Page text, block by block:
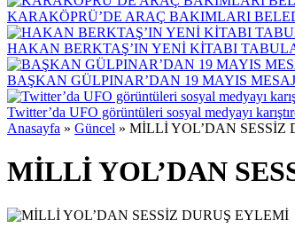
KARAKÖPRÜ’DE ARAÇ BAKIMLARI
HAKAN BERKTAŞ’IN YENİ KİTABI
BAŞKAN GÜLPINAR’DAN 19 MAYIS
Twitter’da UFO görüntüleri sosyal medyayı
Anasayfa » Güncel » MİLLİ YOL’DAN SESSİZ
MİLLİ YOL’DAN